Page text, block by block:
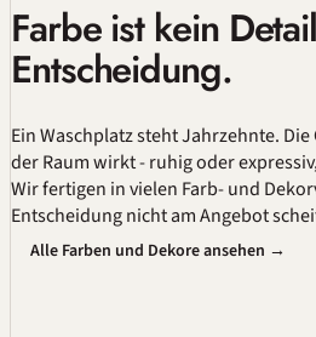
Farbe ist kein
Entscheidung.
Ein Waschplatz steht Jahrzehnte.
der Raum wirkt - ruhig oder
Wir fertigen in vielen Farb- und
Entscheidung nicht am Angebot
Alle Farben und Dekore ansehen →